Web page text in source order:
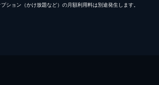
ション（かけ放題など）の月額利用料は別途発生します。